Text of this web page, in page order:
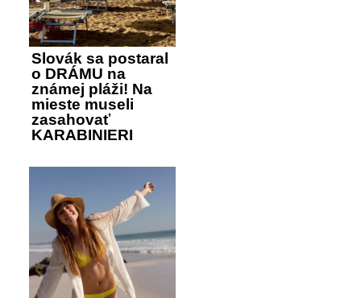
Slovák sa postaral
o DRÁMU na
známej pláži! Na
mieste museli
zasahovať
KARABINIERI